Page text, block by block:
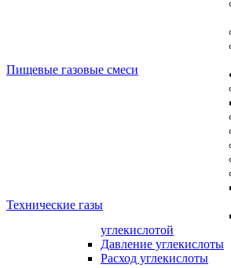
Пищевые газовые смеси
Технические газы
углекислотой
Давление углекислоты
Расход углекислоты